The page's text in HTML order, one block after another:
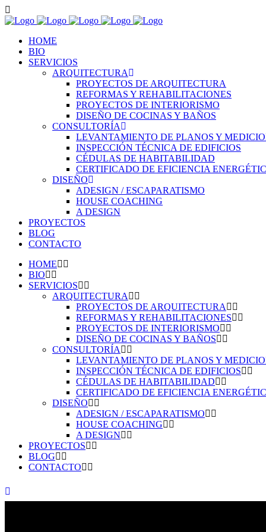
HOME
BIO
SERVICIOS
ARQUITECTURA
PROYECTOS DE ARQUITECTURA
REFORMAS Y REHABILITACIONES
PROYECTOS DE INTERIORISMO
DISEÑO DE COCINAS Y BAÑOS
CONSULTORÍA
LEVANTAMIENTO DE PLANOS Y
INSPECCIÓN TÉCNICA DE EDIFICIOS
CÉDULAS DE HABITABILIDAD
CERTIFICADO DE EFICIENCIA
DISEÑO
ADESIGN / ESCAPARATISMO
HOUSE COACHING
A DESIGN
PROYECTOS
BLOG
CONTACTO
HOME
BIO
SERVICIOS
ARQUITECTURA
PROYECTOS DE ARQUITECTURA
REFORMAS Y REHABILITACIONES
PROYECTOS DE INTERIORISMO
DISEÑO DE COCINAS Y BAÑOS
CONSULTORÍA
LEVANTAMIENTO DE PLANOS Y
INSPECCIÓN TÉCNICA DE EDIFICIOS
CÉDULAS DE HABITABILIDAD
CERTIFICADO DE EFICIENCIA
DISEÑO
ADESIGN / ESCAPARATISMO
HOUSE COACHING
A DESIGN
PROYECTOS
BLOG
CONTACTO